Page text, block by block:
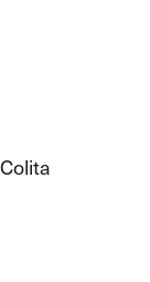
Colita